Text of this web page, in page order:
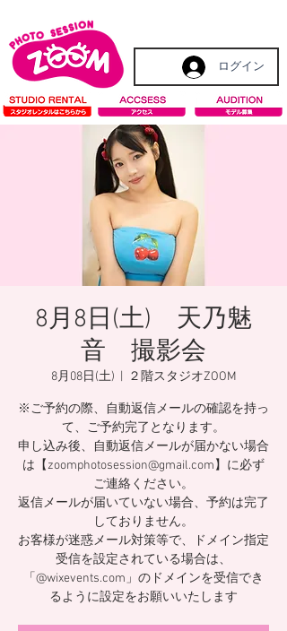
ログイン
8月8日(土) 天乃魅
音 撮影会
8月08日(土) ２階スタジオZOOM
※ご予約の際、自動返信メールの確認を持っ
て、ご予約完了となります。
申し込み後、自動返信メールが届かない場合
は【zoomphotosession@gmail.com】に必ず
ご連絡ください。
返信メールが届いていない場合、予約は完了
しておりません。
お客様が迷惑メール対策等で、ドメイン指定
受信を設定されている場合は、
「@wixevents.com」のドメインを受信でき
るように設定をお願いいたします